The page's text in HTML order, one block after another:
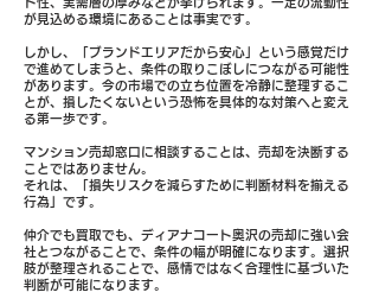
ド性、実需層の厚みなどが挙げられます。一定の流動性
が見込める環境にあることは事実です。
しかし、「ブランドエリアだから安心」という感覚だけ
で進めてしまうと、条件の取りこぼしにつながる可能性
があります。今の市場での立ち位置を冷静に整理するこ
とが、損したくないという恐怖を具体的な対策へと変え
る第一歩です。
マンション売却窓口に相談することは、売却を決断する
ことではありません。
それは、「損失リスクを減らすために判断材料を揃える
行為」です。
仲介でも買取でも、ディアナコート奥沢の売却に強い会
社とつながることで、条件の幅が明確になります。選択
肢が整理されることで、感情ではなく合理性に基づいた
判断が可能になります。